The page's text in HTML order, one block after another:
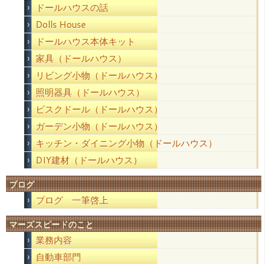
ドールハウスの話
Dolls House
ドールハウス本体キット
家具（ドールハウス）
リビング小物（ドールハウス）
照明器具（ドールハウス）
ビスクドール（ドールハウス）
ガーデン小物（ドールハウス）
キッチン・ダイニング小物（ドールハウス）
DIY建材（ドールハウス）
ブログ
ブログ 一筆啓上
マーズスピードのこと
業務内容
自動車部門